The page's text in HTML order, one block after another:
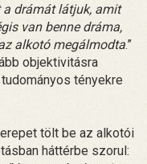
a drámát látjuk, amit
van benne dráma,
alkotó megálmodta.”
objektivitásra
tényekre
tölt be az alkotói
háttérbe szorul: